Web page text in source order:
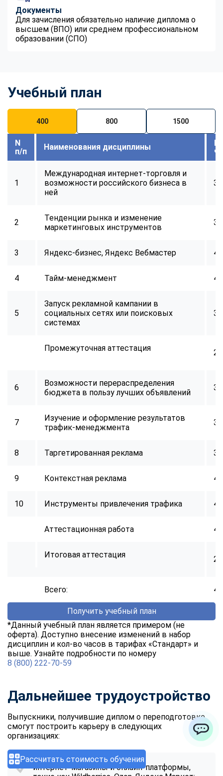
Рассчитать стоимость обучения
Документы
Для зачисления обязательно наличие диплома о
высшем (ВПО) или среднем профессиональном
образовании (СПО)
Учебный план
400 800 1500
N
п/п
Наименования дисциплины
1
Международная интернет-торговля и
возможности российского бизнеса в
ней
32
2
Тенденции рынка и изменение
маркетинговых инструментов
32
3 Яндекс-бизнес, Яндекс Вебмастер 40
4 Тайм-менеджмент 40
5
Запуск рекламной кампании в
социальных сетях или поисковых
системах
32
Промежуточная аттестация 2
6
Возможности перераспределения
бюджета в пользу лучших объявлений
34
7
Изучение и оформление результатов
трафик-менеджмента
32
8 Таргетированная реклама 34
9 Контекстная реклама 40
10 Инструменты привлечения трафика 40
Аттестационная работа 40
Итоговая аттестация 2
Всего:
Получить учебный план
*Данный учебный план является примером (не
оферта). Доступно внесение изменений в набор
дисциплин и кол-во часов в тарифах «Стандарт» и
выше. Узнайте подробности по номеру
8 (800) 222-70-59
Дальнейшее трудоустройство
Выпускники, получившие диплом о переподготовке
смогут построить карьеру в следующих
организациях:
интернет-магазины и онлайн-платформы,
ChatApp
Свяжитесь с нами через любой удобный мессенджер!
Vkontakte
Max